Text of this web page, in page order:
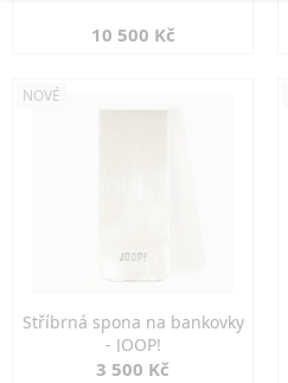
10 500 Kč
NOVÉ
Stříbrná spona na bankovky
- JOOP!
3 500 Kč